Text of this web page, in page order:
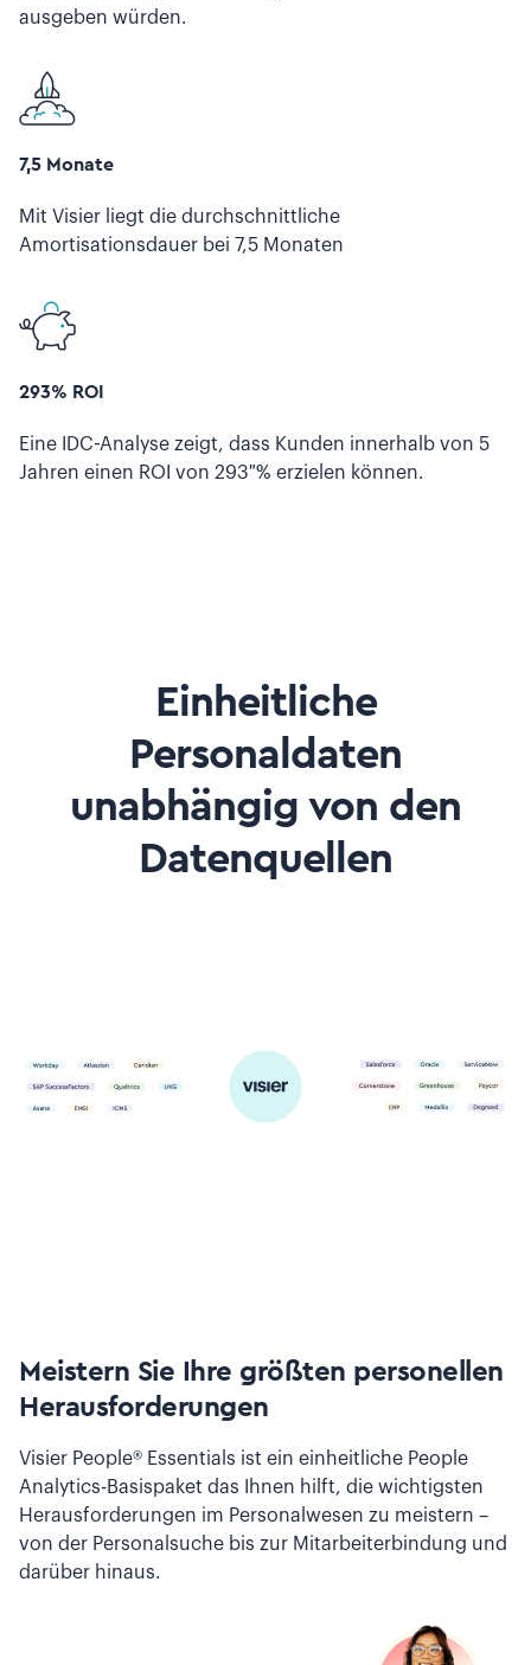
ausgeben würden.
7,5 Monate
Mit Visier liegt die durchschnittliche
Amortisationsdauer bei 7,5 Monaten
293% ROI
Eine IDC-Analyse zeigt, dass Kunden innerhalb von 5
Jahren einen ROI von 293 % erzielen können.
Einheitliche
Personaldaten
unabhängig von den
Datenquellen
Meistern Sie Ihre größten personellen
Herausforderungen
Visier People® Essentials ist ein einheitliche People
Analytics-Basispaket das Ihnen hilft, die wichtigsten
Herausforderungen im Personalwesen zu meistern –
von der Personalsuche bis zur Mitarbeiterbindung und
darüber hinaus.